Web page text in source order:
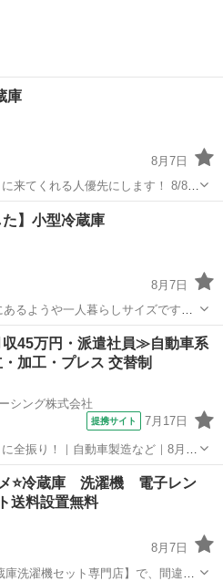
庫
8月7日
来てくれる人優先にします！ 8/8日
ッチン家電
た】小型冷蔵庫
8月7日
るようや一人暮らしサイズです。
たが引っ越しのためにお譲りいた
なります。 大事にしてくれる方にお
キッチン家電
45万円・派遣社員≫自動車系
加工・プレス 交替制
シング株式会社
提携サイト 7月17日
全振り！｜自動車製造など｜8月入
後には時給2,050円！さらに長く働
その他
メ⭐️冷蔵庫 洗濯機 電子レン
送料設置無料
8月7日